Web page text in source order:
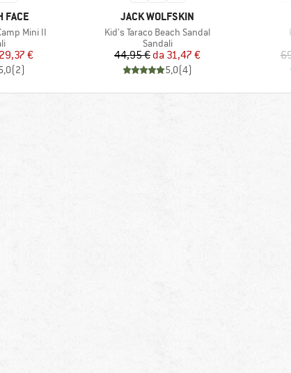
FACE
Mini II
di prodotti
ridotto
29,37 €
(2)
MARCHIO
JACK WOLFSKIN
Articolo
Kid's Taraco Beach Sandal
Gruppo di prodotti
Sandali
Prezzo
44,95 € Prezzo ridotto
da 31,47 €
5,0(4)